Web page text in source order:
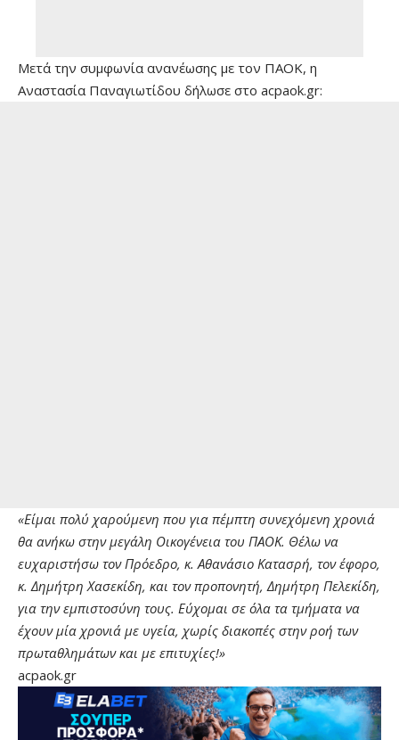
Μετά την συμφωνία ανανέωσης με τον ΠΑΟΚ, η
Αναστασία Παναγιωτίδου δήλωσε στο acpaok.gr:
«Είμαι πολύ χαρούμενη που για πέμπτη συνεχόμενη χρονιά
θα ανήκω στην μεγάλη Οικογένεια του ΠΑΟΚ. Θέλω να
ευχαριστήσω τον Πρόεδρο, κ. Αθανάσιο Κατασρή, τον έφορο,
κ. Δημήτρη Χασεκίδη, και τον προπονητή, Δημήτρη Πελεκίδη,
για την εμπιστοσύνη τους. Εύχομαι σε όλα τα τμήματα να
έχουν μία χρονιά με υγεία, χωρίς διακοπές στην ροή των
πρωταθλημάτων και με επιτυχίες!»
acpaok.gr